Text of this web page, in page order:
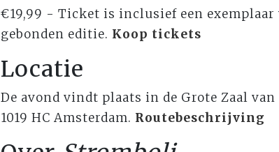
€19,99 - Ticket is inclusief een exemplaar
gebonden editie. Koop tickets
Locatie
De avond vindt plaats in de Grote Zaal
1019 HC Amsterdam. Routebeschrijving